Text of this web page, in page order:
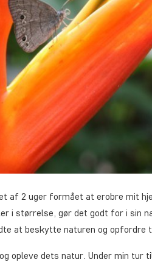
af 2 uger formået at erobre mit
i størrelse, gør det godt for i sin
at beskytte naturen og opfordre
opleve dets natur. Under min tur